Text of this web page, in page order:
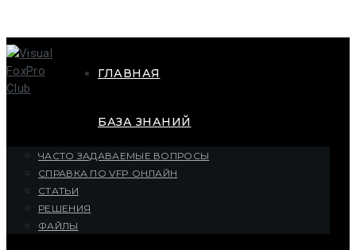
ГЛАВНАЯ
БАЗА ЗНАНИЙ
ЧАСТО ЗАДАВАЕМЫЕ ВОПРОСЫ
СПРАВКА ПО VFP ОНЛАЙН
СТАТЬИ
РЕШЕНИЯ
ФАЙЛЫ